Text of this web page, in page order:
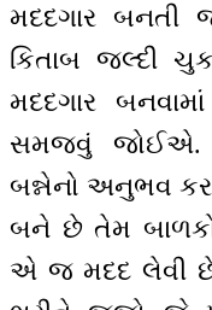
મદદગાર
કિતાબ જલ્દી
મદદગાર
સમજવું જોઈએ.
બન્નેનો અનુભવ
બને છે તેમ
એ જ મદદ લેવી